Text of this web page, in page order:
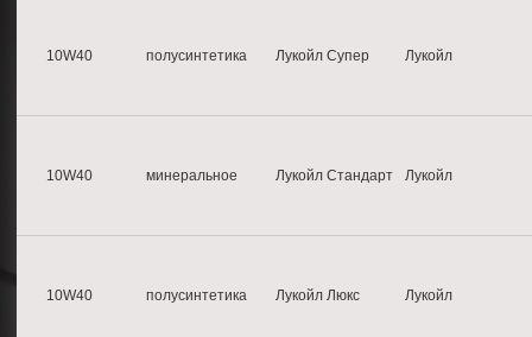
10W40 полусинтетика Лукойл Супер Лукойл
10W40 минеральное Лукойл Стандарт Лукойл
10W40 полусинтетика Лукойл Люкс Лукойл